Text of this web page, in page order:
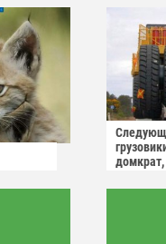
домкрат,